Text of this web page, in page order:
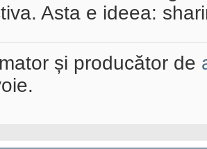
Asta e ideea:
și producător de